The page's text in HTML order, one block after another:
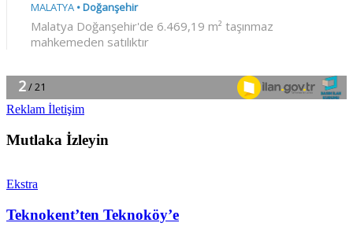
Reklam İletişim
Mutlaka İzleyin
Ekstra
Teknokent’ten Teknoköy’e